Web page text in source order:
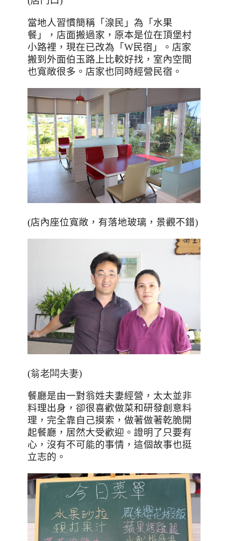
當地人習慣簡稱「湶民」為「水果
餐」，店面搬過家，原本是位在頂堡村
小路裡，現在已改為「W民宿」。店家
搬到外面伯玉路上比較好找，室內空間
也寬敞很多。店家也同時經營民宿。
(店內座位寬敞，有落地玻璃，景觀不錯)
(翁老闆夫妻)
餐廳是由一對翁姓夫妻經營，太太並非
料理出身，卻很喜歡做菜和研發創意料
理，完全靠自己摸索，做著做著乾脆開
起餐廳，居然大受歡迎。證明了只要有
心，沒有不可能的事情，這個故事也挺
立志的。